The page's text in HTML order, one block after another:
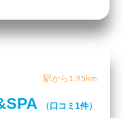
駅から1.95km
（口コミ1件）